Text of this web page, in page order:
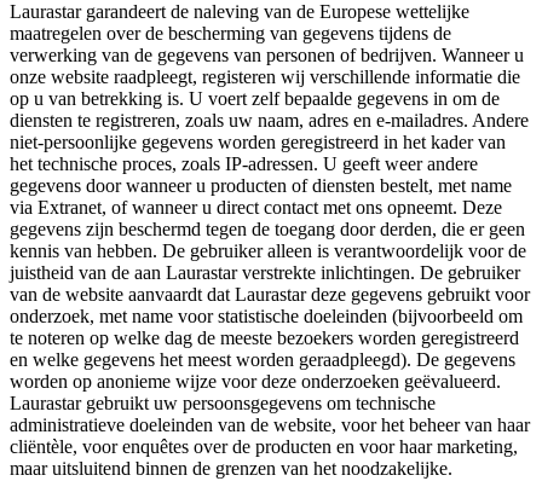
Laurastar garandeert de naleving van de Europese wettelijke
maatregelen over de bescherming van gegevens tijdens de
verwerking van de gegevens van personen of bedrijven. Wanneer u
onze website raadpleegt, registeren wij verschillende informatie die
op u van betrekking is. U voert zelf bepaalde gegevens in om de
diensten te registreren, zoals uw naam, adres en e-mailadres. Andere
niet-persoonlijke gegevens worden geregistreerd in het kader van
het technische proces, zoals IP-adressen. U geeft weer andere
gegevens door wanneer u producten of diensten bestelt, met name
via Extranet, of wanneer u direct contact met ons opneemt. Deze
gegevens zijn beschermd tegen de toegang door derden, die er geen
kennis van hebben. De gebruiker alleen is verantwoordelijk voor de
juistheid van de aan Laurastar verstrekte inlichtingen. De gebruiker
van de website aanvaardt dat Laurastar deze gegevens gebruikt voor
onderzoek, met name voor statistische doeleinden (bijvoorbeeld om
te noteren op welke dag de meeste bezoekers worden geregistreerd
en welke gegevens het meest worden geraadpleegd). De gegevens
worden op anonieme wijze voor deze onderzoeken geëvalueerd.
Laurastar gebruikt uw persoonsgegevens om technische
administratieve doeleinden van de website, voor het beheer van haar
cliëntèle, voor enquêtes over de producten en voor haar marketing,
maar uitsluitend binnen de grenzen van het noodzakelijke.